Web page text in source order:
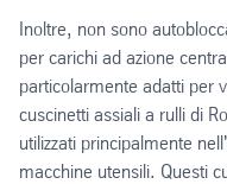
Inoltre, non sono
per carichi ad azione
particolarmente adatti per
cuscinetti assiali a rulli di
utilizzati principalmente
macchine utensili. Questi